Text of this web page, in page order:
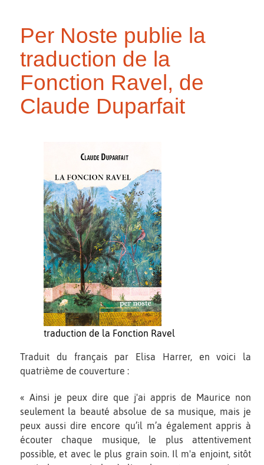
Per Noste publie la
traduction de la
Fonction Ravel, de
Claude Duparfait
traduction de la Fonction Ravel
Traduit du français par Elisa Harrer, en voici la
quatrième de couverture :
« Ainsi je peux dire que j'ai appris de Maurice non
seulement la beauté absolue de sa musique, mais je
peux aussi dire encore qu’il m’a également appris à
écouter chaque musique, le plus attentivement
possible, et avec le plus grain soin. Il m'a enjoint, sitôt